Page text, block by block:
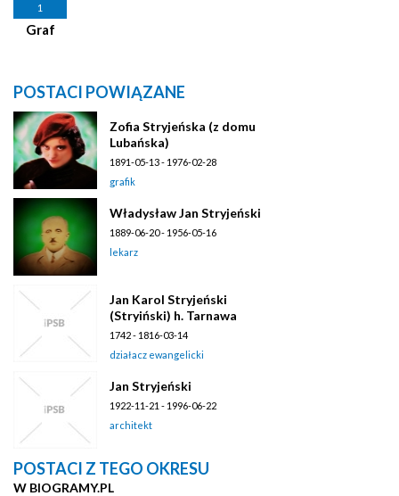
1
Graf
POSTACI POWIĄZANE
Zofia Stryjeńska (z domu
Lubańska)
1891-05-13 - 1976-02-28
grafik
Władysław Jan Stryjeński
1889-06-20 - 1956-05-16
lekarz
Jan Karol Stryjeński
(Stryiński) h. Tarnawa
1742 - 1816-03-14
działacz ewangelicki
Jan Stryjeński
1922-11-21 - 1996-06-22
architekt
POSTACI Z TEGO OKRESU
W BIOGRAMY.PL